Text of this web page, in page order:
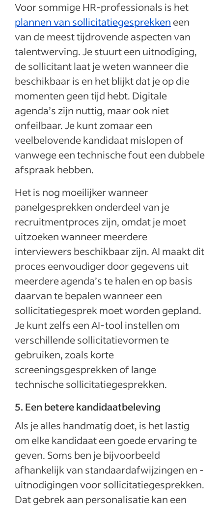
Voor sommige HR-professionals is het
plannen van sollicitatiegesprekken een
van de meest tijdrovende aspecten van
talentwerving. Je stuurt een uitnodiging,
de sollicitant laat je weten wanneer die
beschikbaar is en het blijkt dat je op die
momenten geen tijd hebt. Digitale
agenda’s zijn nuttig, maar ook niet
onfeilbaar. Je kunt zomaar een
veelbelovende kandidaat mislopen of
vanwege een technische fout een dubbele
afspraak hebben.
Het is nog moeilijker wanneer
panelgesprekken onderdeel van je
recruitmentproces zijn, omdat je moet
uitzoeken wanneer meerdere
interviewers beschikbaar zijn. AI maakt dit
proces eenvoudiger door gegevens uit
meerdere agenda’s te halen en op basis
daarvan te bepalen wanneer een
sollicitatiegesprek moet worden gepland.
Je kunt zelfs een AI-tool instellen om
verschillende sollicitatievormen te
gebruiken, zoals korte
screeningsgesprekken of lange
technische sollicitatiegesprekken.
5. Een betere kandidaatbeleving
Als je alles handmatig doet, is het lastig
om elke kandidaat een goede ervaring te
geven. Soms ben je bijvoorbeeld
afhankelijk van standaardafwijzingen en -
uitnodigingen voor sollicitatiegesprekken.
Dat gebrek aan personalisatie kan een